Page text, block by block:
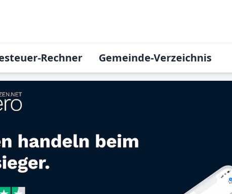
Rechner Gemeinde-Verzeichnis